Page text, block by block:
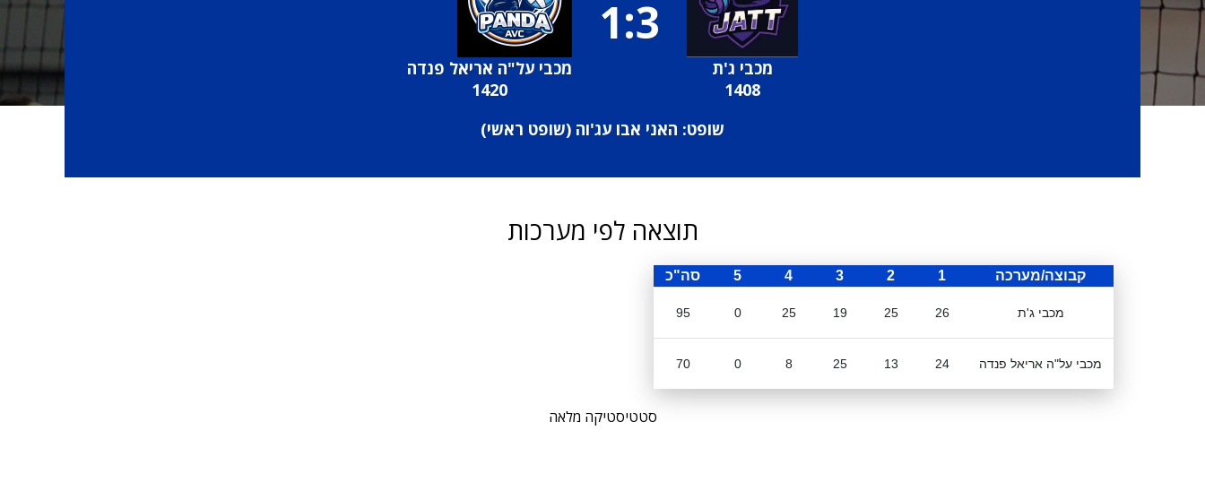
מכבי ג'ת
1408
1:3
מכבי על"ה אריאל פנדה
1420
שופט: האני אבו עג'וה (שופט ראשי)
תוצאה לפי מערכות
קבוצה/מערכה 1
2
3
4
5 סה"כ
מכבי ג'ת 26
25
19
25
0
95
מכבי על"ה אריאל פנדה 24
13
25
8
0
70
סטטיסטיקה מלאה